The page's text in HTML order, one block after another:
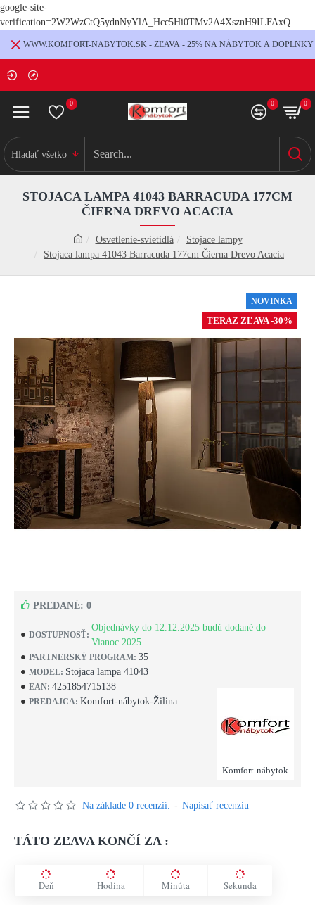
google-site-
verification=2W2WzCtQ5ydnNyYlA_Hcc5Hi0TMv2A4XsznH9ILFAxQ
WWW.KOMFORT-NABYTOK.SK - ZĽAVA - 25% NA NÁBYTOK A DOPLNKY
0 0 0
Hladať všetko
Osvetlenie-svietidlá
Stojace lampy
Stojaca lampa 41043 Barracuda 177cm Čierna Drevo Acacia
STOJACA LAMPA 41043 BARRACUDA 177CM
ČIERNA DREVO ACACIA
NOVINKA
TERAZ ZĽAVA -30%
DOSTUPNOSŤ:
Objednávky do 12.12.2025 budú dodané do
Vianoc 2025.
PARTNERSKÝ PROGRAM: 35
MODEL: Stojaca lampa 41043
EAN: 4251854715138
PREDAJCA: Komfort-nábytok-Žilina
Komfort-nábytok
PREDANÉ: 0
Na základe 0 recenzií. - Napísať recenziu
TÁTO ZĽAVA KONČÍ ZA :
Deň Hodina Minúta Sekunda